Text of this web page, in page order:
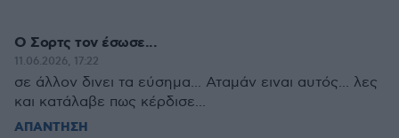
Ο Σορτς τον έσωσε...
11.06.2026, 17:22
σε άλλον δινει τα εύσημα... Αταμάν ειναι αυτός... λες
και κατάλαβε πως κέρδισε...
ΑΠΑΝΤΗΣΗ